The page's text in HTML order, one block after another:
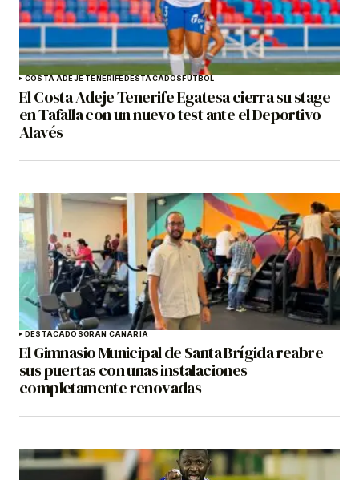
COSTA ADEJE TENERIFEDESTACADOSFÚTBOL
El Costa Adeje Tenerife Egatesa cierra su stage
en Tafalla con un nuevo test ante el Deportivo
Alavés
DESTACADOSGRAN CANARIA
El Gimnasio Municipal de Santa Brígida reabre
sus puertas con unas instalaciones
completamente renovadas